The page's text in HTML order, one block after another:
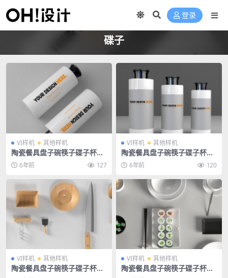
登录
碟子
VI样机 其他样机
陶瓷餐具盘子碗筷子碟子杯子
餐厅餐饮酒店饭店样机
6年前 127
VI样机 其他样机
陶瓷餐具盘子碗筷子碟子杯子
餐厅餐饮酒店饭店样机
6年前 120
VI样机 其他样机
陶瓷餐具盘子碗筷子碟子杯子
VI样机 其他样机
陶瓷餐具盘子碗筷子碟子杯子